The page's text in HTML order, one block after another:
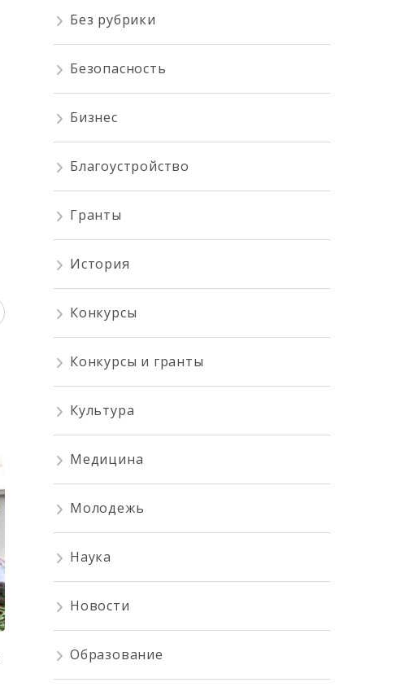
Без рубрики
Безопасность
Бизнес
Благоустройство
Гранты
История
Конкурсы
Конкурсы и гранты
Культура
Медицина
Молодежь
Наука
Новости
Образование